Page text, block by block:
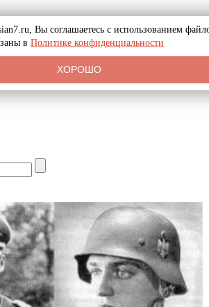
Вы соглашаетесь с использованием
в Политике конфиденциальности
ХОРОШО